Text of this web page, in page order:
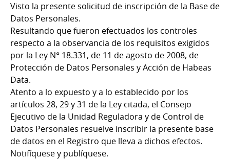
Visto la presente solicitud de inscripción de la Base de
Datos Personales.
Resultando que fueron efectuados los controles
respecto a la observancia de los requisitos exigidos
por la Ley N° 18.331, de 11 de agosto de 2008, de
Protección de Datos Personales y Acción de Habeas
Data.
Atento a lo expuesto y a lo establecido por los
artículos 28, 29 y 31 de la Ley citada, el Consejo
Ejecutivo de la Unidad Reguladora y de Control de
Datos Personales resuelve inscribir la presente base
de datos en el Registro que lleva a dichos efectos.
Notifíquese y publíquese.